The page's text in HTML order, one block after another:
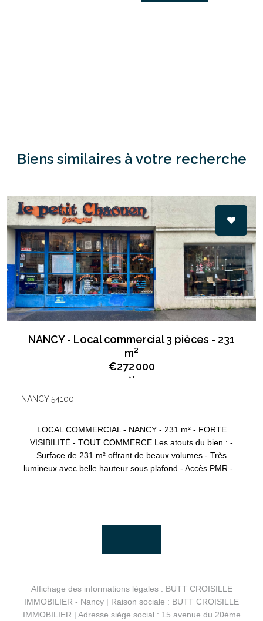
Biens similaires à votre recherche
NANCY - Local commercial 3 pièces - 231
m²
€272 000
**
NANCY 54100
LOCAL COMMERCIAL - NANCY - 231 m² - FORTE
VISIBILITÉ - TOUT COMMERCE Les atouts du bien : -
Surface de 231 m² offrant de beaux volumes - Très
lumineux avec belle hauteur sous plafond - Accès PMR -...
Affichage des informations légales : BUTT CROISILLE
IMMOBILIER - Nancy | Raison sociale : BUTT CROISILLE
IMMOBILIER | Adresse siège social : 15 avenue du 20ème